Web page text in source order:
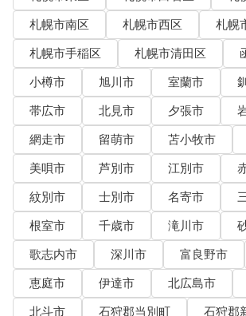
札幌市南区
札幌市西区
札幌
札幌市手稲区
札幌市清田区
小樽市
旭川市 室蘭市
帯広市
北見市 夕張市
網走市
留萌市 苫小牧市
美唄市
芦別市 江別市
紋別市
士別市 名寄市
根室市
千歳市 滝川市
歌志内市
深川市 富良野市
恵庭市
伊達市 北広島市
北斗市
石狩郡当別町
石狩郡